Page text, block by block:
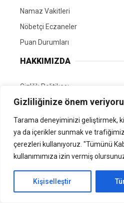
Gizliliğinize önem
Tarama deneyiminizi geliştirmek,
ya da içerikler sunmak ve
çerezleri kullanıyoruz. "Tümünü
kullanımımıza izin vermiş
Kişiselleştir
Namaz Vakitleri
Nöbetçi Eczaneler
Puan Durumları
HAKKIMIZDA
Gizlilik Politikası
GÖNÜLLÜ EDİTÖRÜMÜZ OL
Tüm Hakları Saklıdır. |